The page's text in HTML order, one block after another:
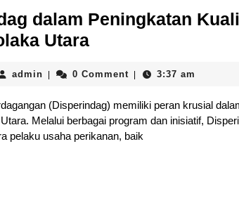
dalam Peningkatan
UtaraPeran
dalam
Peningkatan
Kualitas
Industri
adminadmin0 Comment 3:37 am
(Disperindag) memiliki peran krusial
Melalui berbagai program dan inisiatif,
pelaku usaha perikanan, baik